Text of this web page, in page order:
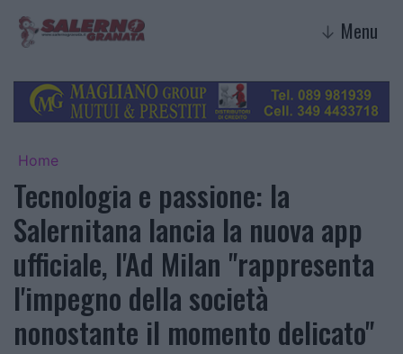
↓ Menu
Home
Tecnologia e passione: la
Salernitana lancia la nuova app
ufficiale, l'Ad Milan "rappresenta
l'impegno della società
nonostante il momento delicato"